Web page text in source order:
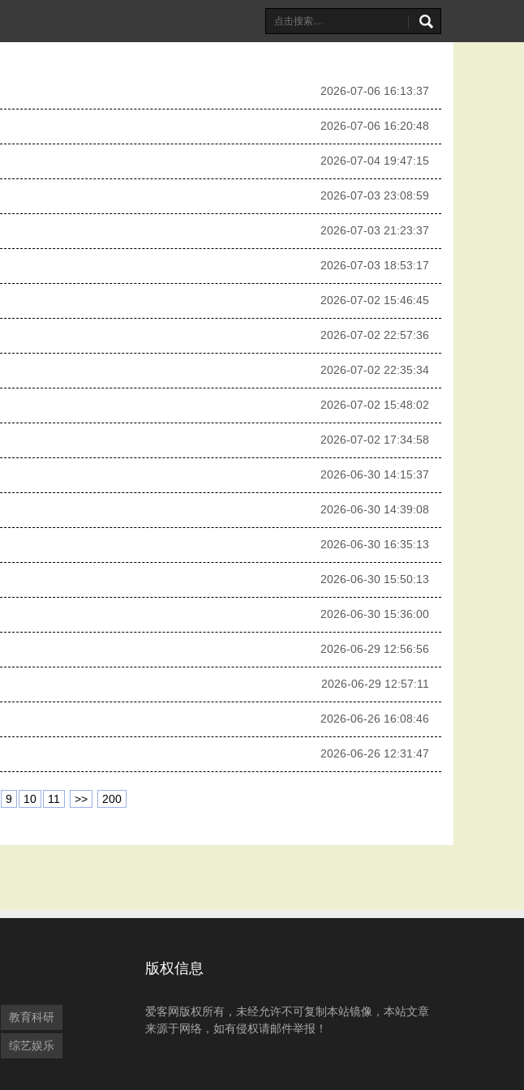
2026-07-06 16:13:37
2026-07-06 16:20:48
2026-07-04 19:47:15
2026-07-03 23:08:59
2026-07-03 21:23:37
2026-07-03 18:53:17
2026-07-02 15:46:45
2026-07-02 22:57:36
2026-07-02 22:35:34
2026-07-02 15:48:02
2026-07-02 17:34:58
2026-06-30 14:15:37
2026-06-30 14:39:08
2026-06-30 16:35:13
2026-06-30 15:50:13
2026-06-30 15:36:00
2026-06-29 12:56:56
2026-06-29 12:57:11
2026-06-26 16:08:46
2026-06-26 12:31:47
9 10 11 >> 200
教育科研
综艺娱乐
版权信息
爱客网版权所有，未经允许不可复制本站镜像，本站文章
来源于网络，如有侵权请邮件举报！